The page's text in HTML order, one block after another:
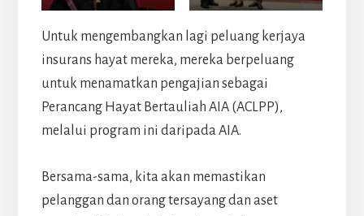
Untuk mengembangkan lagi peluang kerjaya
insurans hayat mereka, mereka berpeluang
untuk menamatkan pengajian sebagai
Perancang Hayat Bertauliah AIA (ACLPP),
melalui program ini daripada AIA.
Bersama-sama, kita akan memastikan
pelanggan dan orang tersayang dan aset